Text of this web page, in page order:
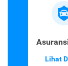
Lihat